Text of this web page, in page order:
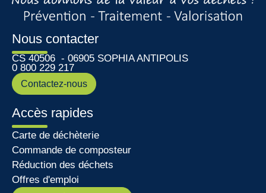
Nous contacter
CS 40506 - 06905 SOPHIA ANTIPOLIS
0 800 229 217
Contactez-nous
Accès rapides
Carte de déchèterie
Commande de composteur
Réduction des déchets
Offres d'emploi